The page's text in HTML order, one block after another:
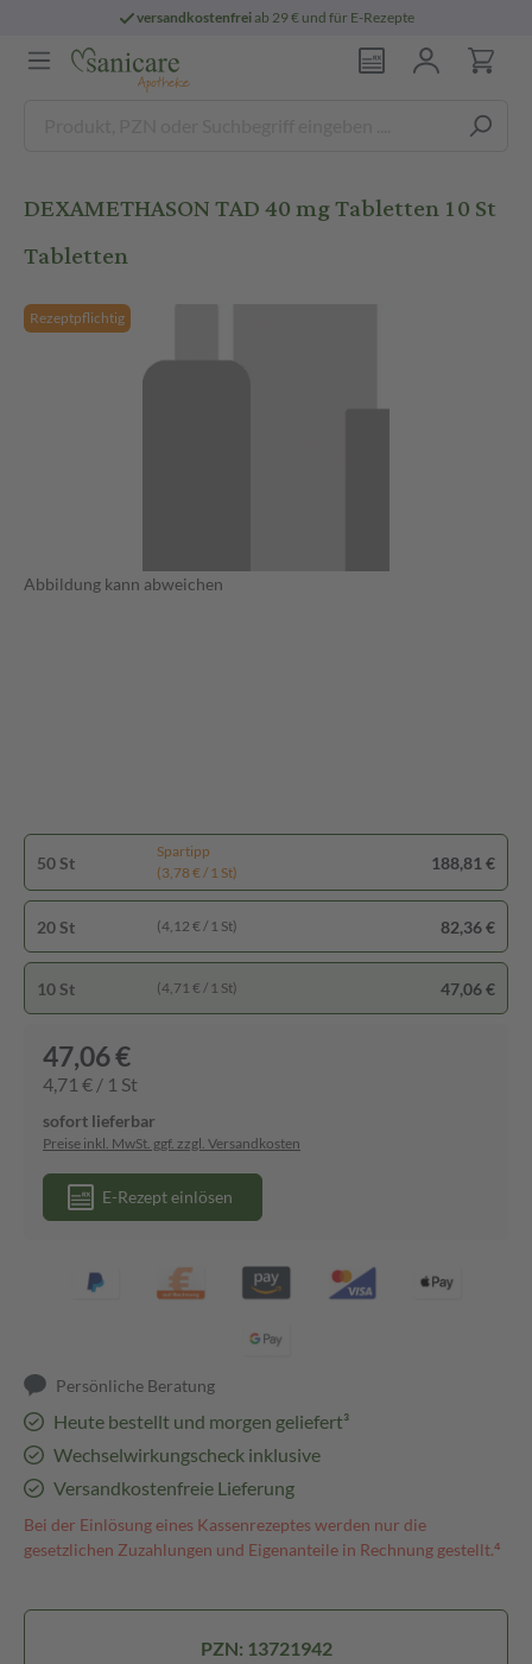
versandkostenfreiab 29 € und für E-Rezepte
DEXAMETHASON TAD 40 mg Tabletten 10 St
Tabletten
Rezeptpflichtig
Abbildung kann abweichen
50 St
Spartipp
(3,78 € / 1 St)
188,81 €
20 St (4,12 € / 1 St) 82,36 €
10 St (4,71 € / 1 St) 47,06 €
47,06 €
4,71 € / 1 St
sofort lieferbar
Preise inkl. MwSt. ggf. zzgl. Versandkosten
E-Rezept einlösen
Persönliche Beratung
Heute bestellt und morgen geliefert³
Wechselwirkungscheck inklusive
Versandkostenfreie Lieferung
Bei der Einlösung eines Kassenrezeptes werden nur die
gesetzlichen Zuzahlungen und Eigenanteile in Rechnung gestellt.⁴
PZN: 13721942